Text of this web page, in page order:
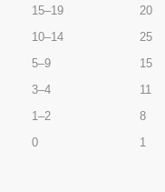
15–19
20
10–14
25
5–9
15
3–4
11
1–2
8
0
1